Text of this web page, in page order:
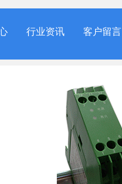
行业资讯 客户留言